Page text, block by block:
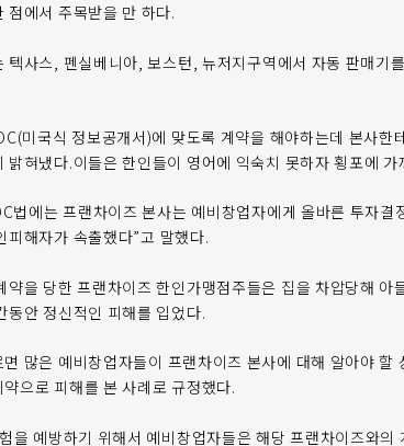
점에서 주목받을 만 하다.
텍사스, 펜실베니아, 보스턴, 뉴저지구역에서 자동 판매기
미국식 정보공개서)에 맞도록 계약을 해야하는데 본사한
밝혀냈다.이들은 한인들이 영어에 익숙치 못하자 횡포에 가
법에는 프랜차이즈 본사는 예비창업자에게 올바른 투자결
피해자가 속출했다”고 말했다.
약을 당한 프랜차이즈 한인가맹점주들은 집을 차압당해 아
동안 정신적인 피해를 입었다.
많은 예비창업자들이 프랜차이즈 본사에 대해 알아야 할
으로 피해를 본 사례로 규정했다.
을 예방하기 위해서 예비창업자들은 해당 프랜차이즈와의